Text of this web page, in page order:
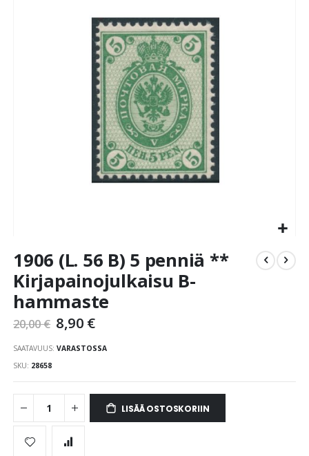
to
beginning
of
images
gallery
1906 (L. 56 B) 5 penniä **
Kirjapainojulkaisu B-
hammaste
20,00 € 8,90 €
SAATAVUUS: VARASTOSSA
SKU 28658
LISÄÄ OSTOSKORIIN